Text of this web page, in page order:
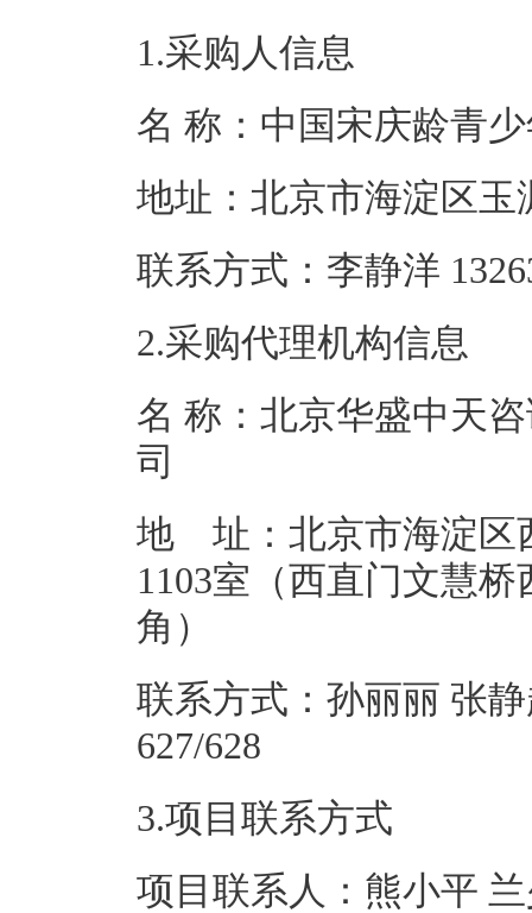
1.采购人信息
名 称：中国宋庆
地址：北京市
联系方式：李静
2.采购代理机构信息
名 称：北京华盛中天
地 址：北京市海淀区
1103室（西直门文慧桥
角
联系方式：孙丽丽 张静
627/
3.项目联系方式
项目联系人：熊小平